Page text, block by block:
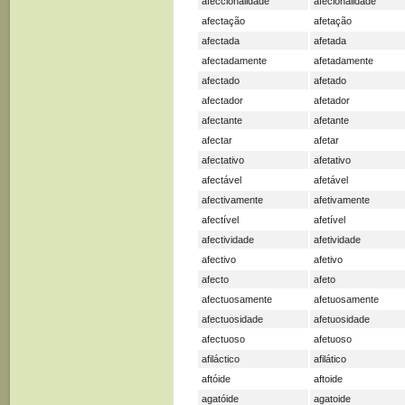
afectação
afetação
afectada
afetada
afectadamente
afetadamente
afectado
afetado
afectador
afetador
afectante
afetante
afectar
afetar
afectativo
afetativo
afectável
afetável
afectivamente
afetivamente
afectível
afetível
afectividade
afetividade
afectivo
afetivo
afecto
afeto
afectuosamente
afetuosamente
afectuosidade
afetuosidade
afectuoso
afetuoso
afiláctico
afilático
aftóide
aftoide
agatóide
agatoide